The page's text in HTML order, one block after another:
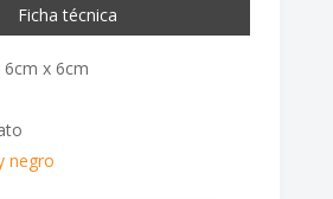
Ficha técnica
6cm x 6cm
negro